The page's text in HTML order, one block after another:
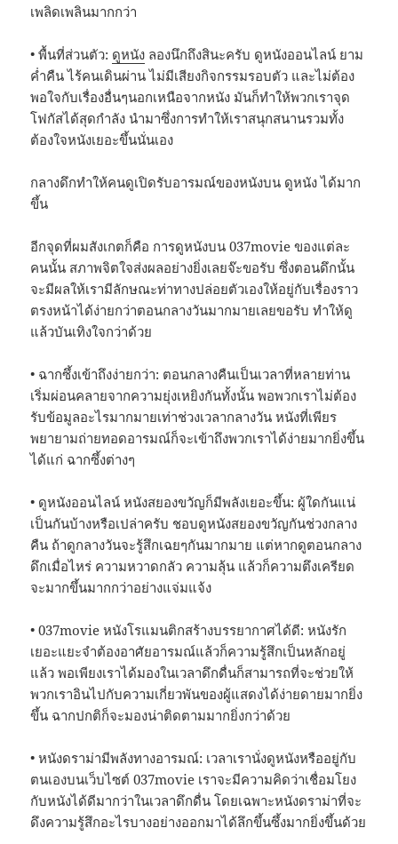
เพลิดเพลินมากกว่า
• พื้นที่ส่วนตัว: ดูหนัง ลองนึกถึงสินะครับ ดูหนังออนไลน์ ยาม
ค่ำคืน ไร้คนเดินผ่าน ไม่มีเสียงกิจกรรมรอบตัว และไม่ต้อง
พอใจกับเรื่องอื่นๆนอกเหนือจากหนัง มันก็ทำให้พวกเราจุด
โฟกัสได้สุดกำลัง นำมาซึ่งการทำให้เราสนุกสนานรวมทั้ง
ต้องใจหนังเยอะขึ้นนั่นเอง
กลางดึกทำให้คนดูเปิดรับอารมณ์ของหนังบน ดูหนัง ได้มาก
ขึ้น
อีกจุดที่ผมสังเกตก็คือ การดูหนังบน 037movie ของแต่ละ
คนนั้น สภาพจิตใจส่งผลอย่างยิ่งเลยจ๊ะขอรับ ซึ่งตอนดึกนั้น
จะมีผลให้เรามีลักษณะท่าทางปล่อยตัวเองให้อยู่กับเรื่องราว
ตรงหน้าได้ง่ายกว่าตอนกลางวันมากมายเลยขอรับ ทำให้ดู
แล้วบันเทิงใจกว่าด้วย
• ฉากซึ้งเข้าถึงง่ายกว่า: ตอนกลางคืนเป็นเวลาที่หลายท่าน
เริ่มผ่อนคลายจากความยุ่งเหยิงกันทั้งนั้น พอพวกเราไม่ต้อง
รับข้อมูลอะไรมากมายเท่าช่วงเวลากลางวัน หนังที่เพียร
พยายามถ่ายทอดอารมณ์ก็จะเข้าถึงพวกเราได้ง่ายมากยิ่งขึ้น
ได้แก่ ฉากซึ้งต่างๆ
• ดูหนังออนไลน์ หนังสยองขวัญก็มีพลังเยอะขึ้น: ผู้ใดกันแน่
เป็นกันบ้างหรือเปล่าครับ ชอบดูหนังสยองขวัญกันช่วงกลาง
คืน ถ้าดูกลางวันจะรู้สึกเฉยๆกันมากมาย แต่หากดูตอนกลาง
ดึกเมื่อไหร่ ความหวาดกลัว ความลุ้น แล้วก็ความตึงเครียด
จะมากขึ้นมากกว่าอย่างแจ่มแจ้ง
• 037movie หนังโรแมนติกสร้างบรรยากาศได้ดี: หนังรัก
เยอะแยะจำต้องอาศัยอารมณ์แล้วก็ความรู้สึกเป็นหลักอยู่
แล้ว พอเพียงเราได้มองในเวลาดึกดื่นก็สามารถที่จะช่วยให้
พวกเราอินไปกับความเกี่ยวพันของผู้แสดงได้ง่ายดายมากยิ่ง
ขึ้น ฉากปกติก็จะมองน่าติดตามมากยิ่งกว่าด้วย
• หนังดราม่ามีพลังทางอารมณ์: เวลาเรานั่งดูหนังหรืออยู่กับ
ตนเองบนเว็บไซต์ 037movie เราจะมีความคิดว่าเชื่อมโยง
กับหนังได้ดีมากว่าในเวลาดึกดื่น โดยเฉพาะหนังดราม่าที่จะ
ดึงความรู้สึกอะไรบางอย่างออกมาได้ลึกขึ้นซึ้งมากยิ่งขึ้นด้วย